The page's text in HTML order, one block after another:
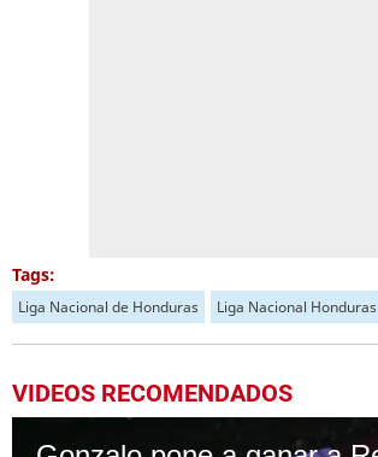
Tags:
Liga Nacional de Honduras Liga Nacional Honduras
VIDEOS RECOMENDADOS